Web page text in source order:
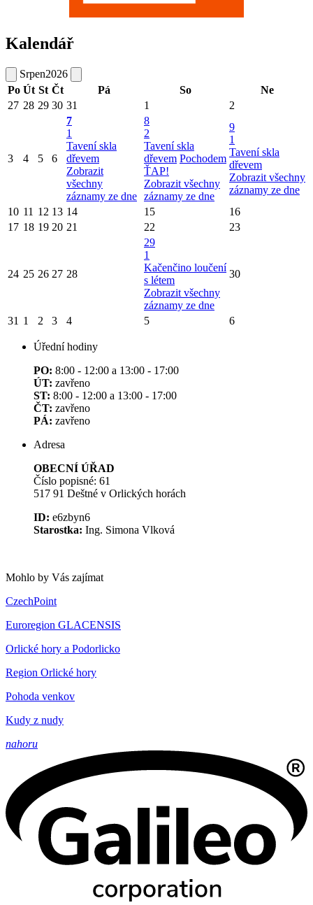
Kalendář
Srpen2026
Po Út St Čt Pá So
Ne
27 28 29 30 31 1 2
3 4 5 6
7
1
Tavení skla
dřevem
Zobrazit
všechny
záznamy ze dne
8
2
Tavení skla
dřevem Pochodem
ŤAP!
Zobrazit všechny
záznamy ze dne
9
1
Tavení skla
dřevem
Zobrazit všechny
záznamy ze dne
10 11 12 13 14 15
16
17 18 19 20 21 22 23
24 25 26 27 28
29
1
Kačenčino loučení
s létem
Zobrazit všechny
záznamy ze dne
30
31 1 2 3 4 5 6
Úřední hodiny
PO: 8:00 - 12:00 a 13:00 - 17:00
ÚT: zavřeno
ST: 8:00 - 12:00 a 13:00 - 17:00
ČT: zavřeno
PÁ: zavřeno
Adresa
OBECNÍ ÚŘAD
Číslo popisné: 61
517 91 Deštné v Orlických horách
ID: e6zbyn6
Starostka: Ing. Simona Vlková
Mohlo by Vás zajímat
CzechPoint
Euroregion GLACENSIS
Orlické hory a Podorlicko
Region Orlické hory
Pohoda venkov
Kudy z nudy
nahoru